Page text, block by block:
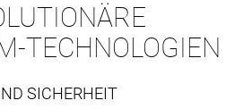
TECHNOLOGIEN
SICHERHEIT